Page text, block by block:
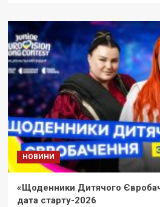
НОВИНИ
«Щоденники Дитячого
дата старту-2026